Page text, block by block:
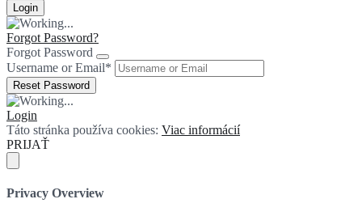
Forgot Password?
Forgot Password
Username or Email*
Login
Táto stránka používa cookies: Viac informácií
PRIJAŤ
Privacy Overview